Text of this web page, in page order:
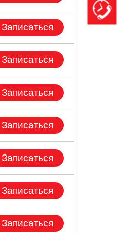
Записаться
Записаться
Записаться
Записаться
Записаться
Записаться
Записаться